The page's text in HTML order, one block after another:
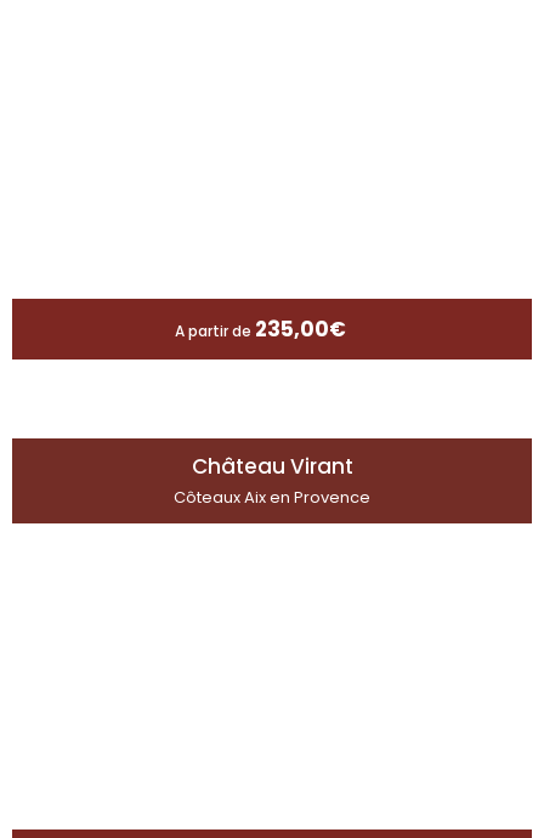
A partir de 235,00€
Château Virant
Côteaux Aix en Provence